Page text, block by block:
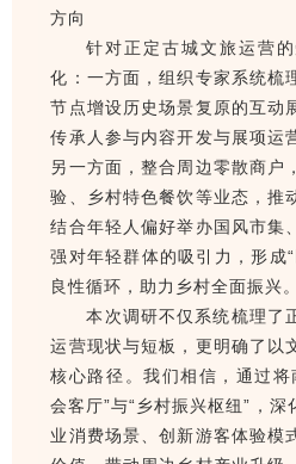
方向
针对正定古城文旅运营
化：一方面，组织专家系统梳
节点增设历史场景复原的互动
传承人参与内容开发与展项运
另一方面，整合周边零散商户
验、乡村特色餐饮等业态，推
结合年轻人偏好举办国风市集
强对年轻群体的吸引力，形成
良性循环，助力乡村全面振兴。
本次调研不仅系统梳理了
运营现状与短板，更明确了以
核心路径。我们相信，通过
会客厅”与“乡村振兴枢纽”，
业消费场景、创新游客体验模